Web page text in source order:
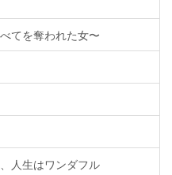
てを奪われた女〜
人生はワンダフル